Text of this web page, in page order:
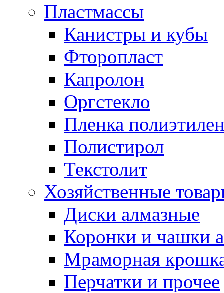
Пластмассы
Канистры и кубы
Фторопласт
Капролон
Оргстекло
Пленка
Полистирол
Текстолит
Хозяйственные
Диски алмазные
Коронки и чашки
Мраморная
Перчатки и прочее